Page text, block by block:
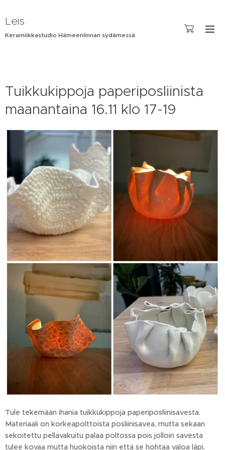
Leis
Keramiikkastudio Hämeenlinnan sydämessä
Tuikkukippoja paperiposliinista
maanantaina 16.11 klo 17-19
Tule tekemään ihania tuikkukippoja paperiposliinisavesta.
Materiaali on korkeapolttoista posliinisavea, mutta sekaan
sekoitettu pellavakuitu palaa poltossa pois jolloin savesta
tulee kovaa mutta huokoista niin että se hohtaa valoa läpi.